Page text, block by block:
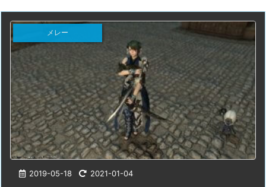
2019-05-18 2021-01-04
メレー